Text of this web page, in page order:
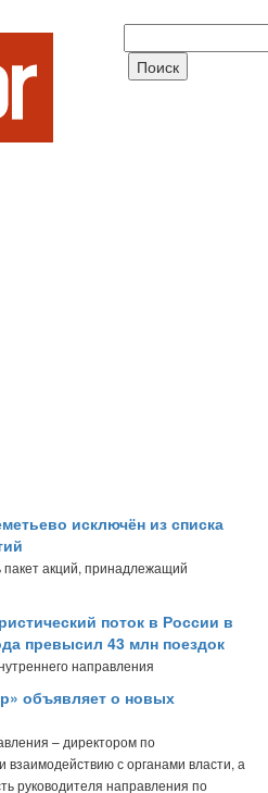
исключён из списка
акций, принадлежащий
поток в России в
превысил 43 млн поездок
направления
объявляет о новых
– директором по
с органами власти, а
руководителя направления по